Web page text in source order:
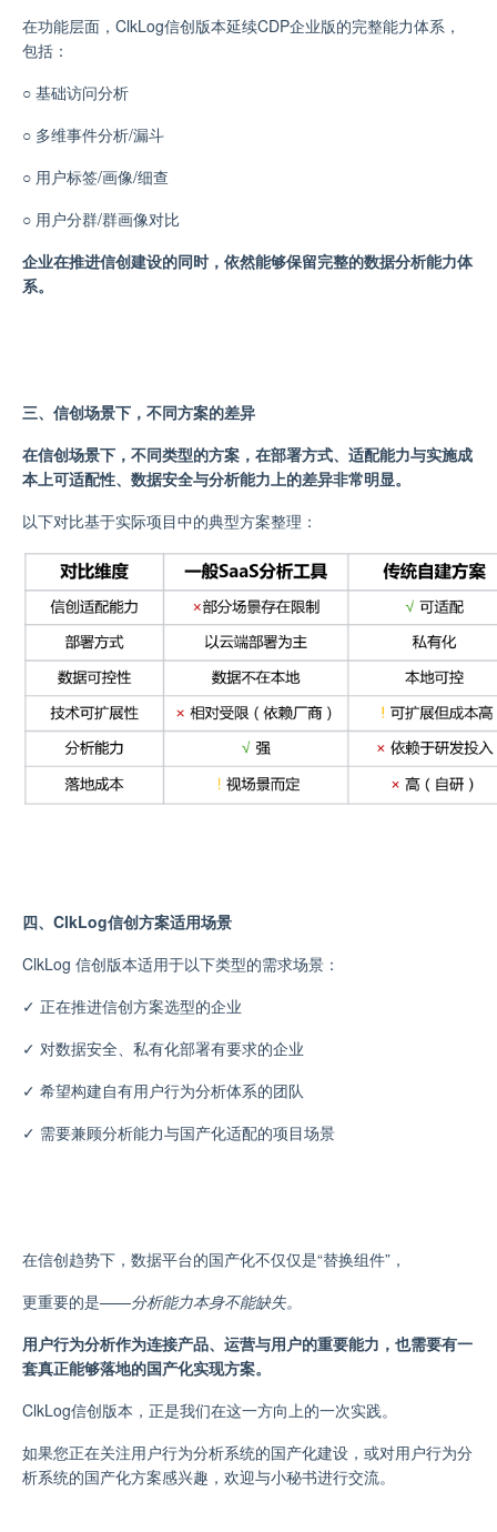
在功能层面，ClkLog信创版本延续CDP企业版的完整能力体系，
包括：
○ 基础访问分析
○ 多维事件分析/漏斗
○ 用户标签/画像/细查
○ 用户分群/群画像对比
企业在推进信创建设的同时，依然能够保留完整的数据分析能力体
系。
三、信创场景下，不同方案的差异
在信创场景下，不同类型的方案，在部署方式、适配能力与实施成
本上可适配性、数据安全与分析能力上的差异非常明显。
以下对比基于实际项目中的典型方案整理：
四、ClkLog信创方案适用场景
ClkLog 信创版本适用于以下类型的需求场景：
✓ 正在推进信创方案选型的企业
✓ 对数据安全
私有化部署有要求的企业
✓ 希望构建自有用户行为分析体系的团队
✓ 需要兼顾分析能力与国产化适配的项目场景
在信创趋势下，数据平台的国产化不仅仅是“替换组件”，
更重要的是——分析能力本身不能缺失。
用户行为分析作为连接产品、运营与用户的重要能力，也需要有一
套真正能够落地的国产化实现方案。
ClkLog信创版本，正是我们在这一方向上的一次实践。
如果您正在关注用户行为分析系统的国产化建设，或对用户行为分
析系统的国产化方案感兴趣，欢迎与小秘书进行交流。